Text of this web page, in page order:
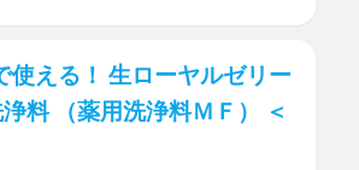
える！ 生ローヤルゼリー
料 （薬用洗浄料ＭＦ） ＜